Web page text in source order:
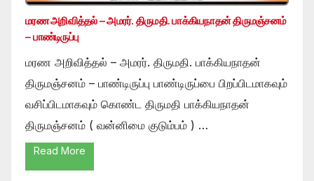
மரண அறிவித்தல் – அமரர். திருமதி. பாக்கியநாதன் திருமஞ்சனம்
– பாண்டிருப்பு
மரண அறிவித்தல் – அமரர். திருமதி. பாக்கியநாதன்
திருமஞ்சனம் – பாண்டிருப்பு பாண்டிருப்பை பிறப்பிடமாகவும்
வசிப்பிடமாகவும் கொண்ட திருமதி பாக்கியநாதன்
திருமஞ்சனம் ( வன்னிமை குடும்பம் ) …
Read More